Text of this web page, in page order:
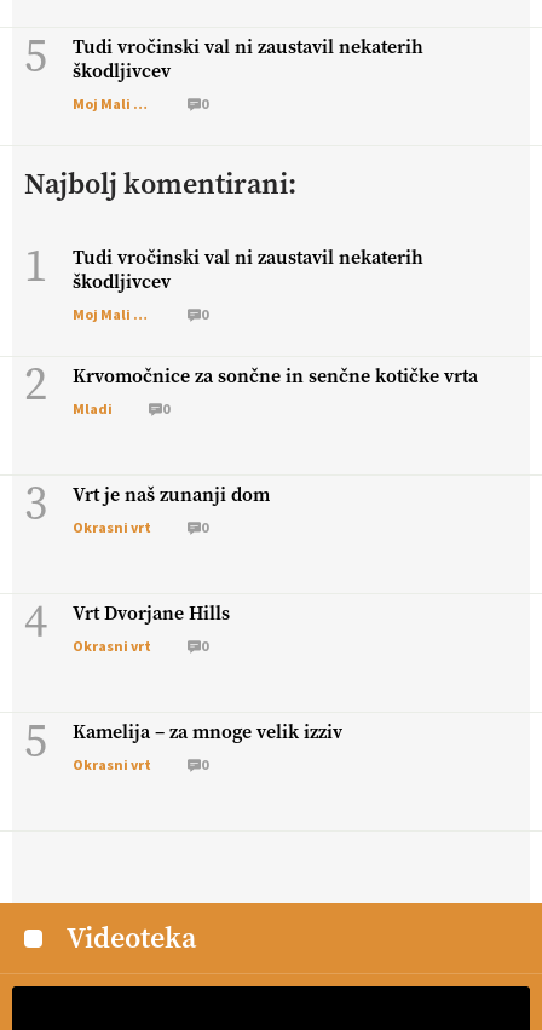
5
Tudi vročinski val ni zaustavil nekaterih
škodljivcev
Moj Mali Svet 0
Najbolj komentirani:
1
Tudi vročinski val ni zaustavil nekaterih
škodljivcev
Moj Mali Svet 0
2 Krvomočnice za sončne in senčne kotičke vrta
Mladi 0
3 Vrt je naš zunanji dom
Okrasni vrt 0
4 Vrt Dvorjane Hills
Okrasni vrt 0
5 Kamelija – za mnoge velik izziv
Okrasni vrt 0
Videoteka